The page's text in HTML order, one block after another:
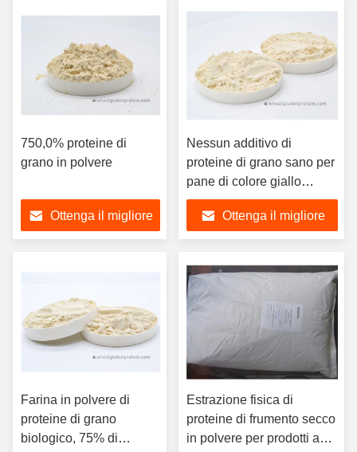
750,0% proteine di
grano in polvere
Ottenga il migliore
Nessun additivo di
proteine di grano sano per
pane di colore giallo
chiaro
Ottenga il migliore
Farina in polvere di
proteine di grano
biologico, 75% di
Estrazione fisica di
proteine di frumento secco
in polvere per prodotti a